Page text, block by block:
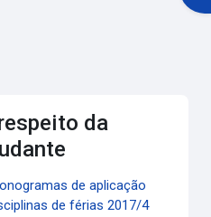
da
de aplicação
de férias 2017/4